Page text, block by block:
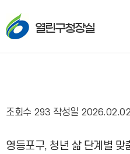
열린구청장실
조회수 293 작성일 2026.02.02
영등포구, 청년 삶 단계별